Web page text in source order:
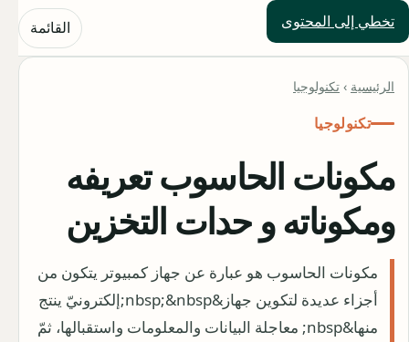
تخطي إلى المحتوى
حلول العالم القائمة
الرئيسية › تكنولوجيا
تكنولوجيا
مكونات الحاسوب تعريفه
ومكوناته و حدات التخزين
مكونات الحاسوب هو عبارة عن جهاز كمبيوتر يتكون من
أجزاء عديدة لتكوين جهاز&nbsp;&nbsp;إلكترونيّ ينتج
منها&nbsp; معاجلة البيانات والمعلومات واستقبالها، ثمّ